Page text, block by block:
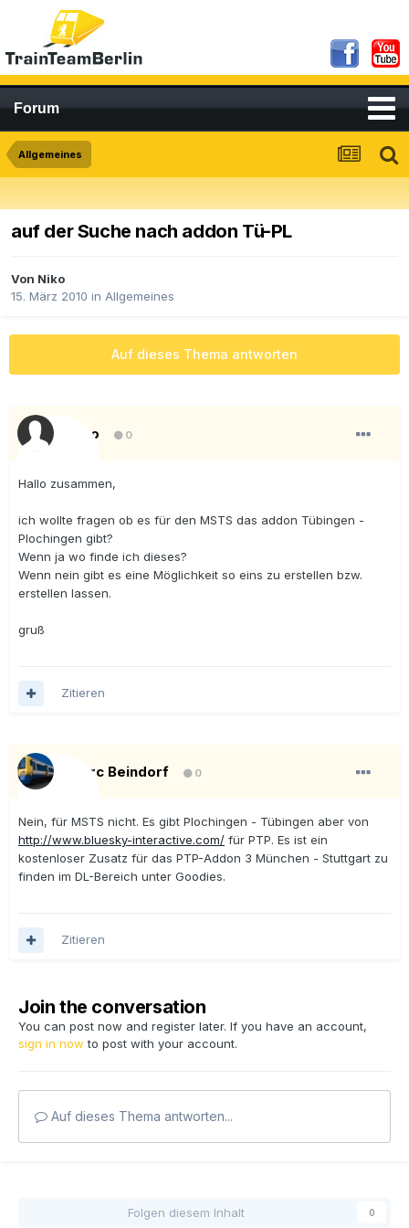
Forum
Allgemeines
auf der Suche nach addon Tü-PL
Von Niko
15. März 2010 in Allgemeines
Auf dieses Thema antworten
Niko 0
Hallo zusammen,
ich wollte fragen ob es für den MSTS das addon Tübingen -
Plochingen gibt?
Wenn ja wo finde ich dieses?
Wenn nein gibt es eine Möglichkeit so eins zu erstellen bzw.
erstellen lassen.
gruß
Zitieren
Marc Beindorf 0
Nein, für MSTS nicht. Es gibt Plochingen - Tübingen aber von
http://www.bluesky-interactive.com/ für PTP. Es ist ein
kostenloser Zusatz für das PTP-Addon 3 München - Stuttgart zu
finden im DL-Bereich unter Goodies.
Zitieren
Join the conversation
You can post now and register later. If you have an account,
sign in now to post with your account.
Auf dieses Thema antworten...
Folgen diesem Inhalt 0